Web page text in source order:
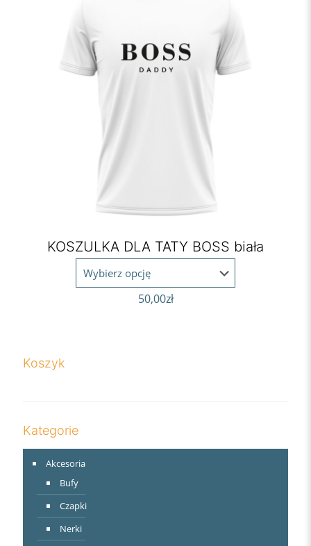
KOSZULKA DLA TATY BOSS biała
50,00zł
Koszyk
Kategorie
Akcesoria
Bufy
Czapki
Nerki